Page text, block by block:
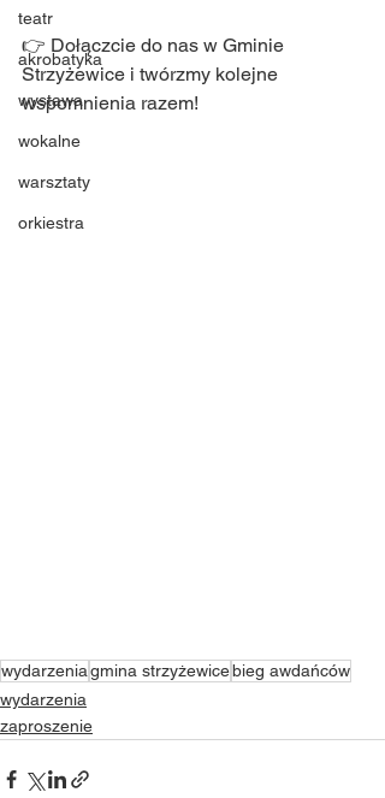
teatr
akrobatyka
wystawa
wokalne
warsztaty
orkiestra
👉 Dołączcie do nas w Gminie
Strzyżewice i twórzmy kolejne
wspomnienia razem!
wydarzeniagmina strzyżewicebieg awdańców
wydarzenia
zaproszenie